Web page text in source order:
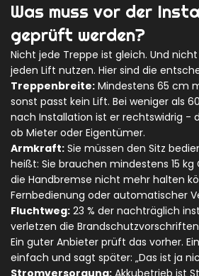
Was muss vor der
geprüft werden?
Nicht jede Treppe ist gleich. Und
jeden Lift nutzen. Hier sind die
Treppenbreite: Mindestens 65 cm
sonst passt kein Lift. Bei weniger als
nach Installation ist er rechtswidrig -
ob Mieter oder Eigentümer.
Armkraft: Sie müssen den Sitz
heißt: Sie brauchen mindestens 15 kg
die Handbremse nicht mehr halten
Fernbedienung oder automatischer
Fluchtweg: 23 % der nachträglich
verletzen die
Ein guter Anbieter prüft das vorher.
einfach und sagt später: „Das ist ja